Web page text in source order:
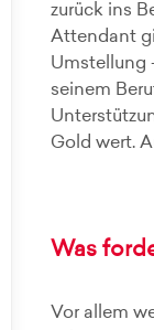
zurück ins
Attendant
Umstellung
seinem
Gold wert.
Was
Vor allem